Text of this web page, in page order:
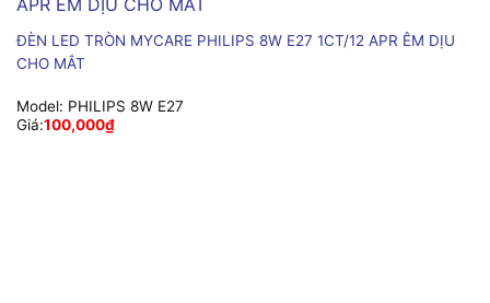
ĐÈN LED TRÒN MYCARE PHILIPS 8W E27 1CT/12 APR ÊM DỊU
CHO MẮT
Model: PHILIPS 8W E27
Giá:100,000₫